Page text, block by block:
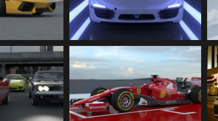
Illustration
Illustration
Formula 1 | 3D Illustration